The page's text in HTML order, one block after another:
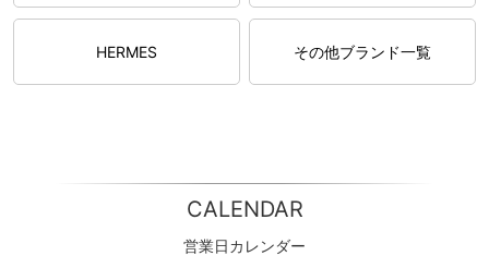
HERMES その他ブランド一覧
CALENDAR
営業日カレンダー